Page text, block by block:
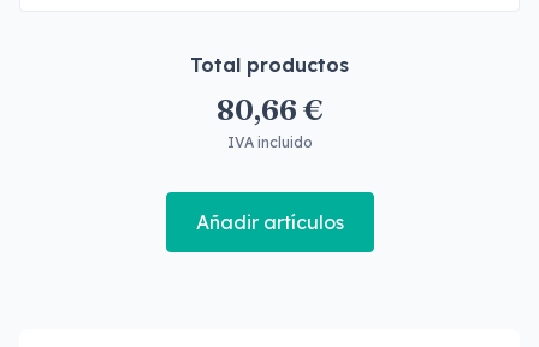
Total productos
80,66 €
IVA incluido
Añadir artículos